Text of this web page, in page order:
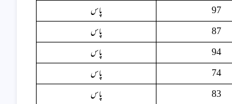
97
پاس
87
پاس
94
پاس
74
پاس
83
پاس